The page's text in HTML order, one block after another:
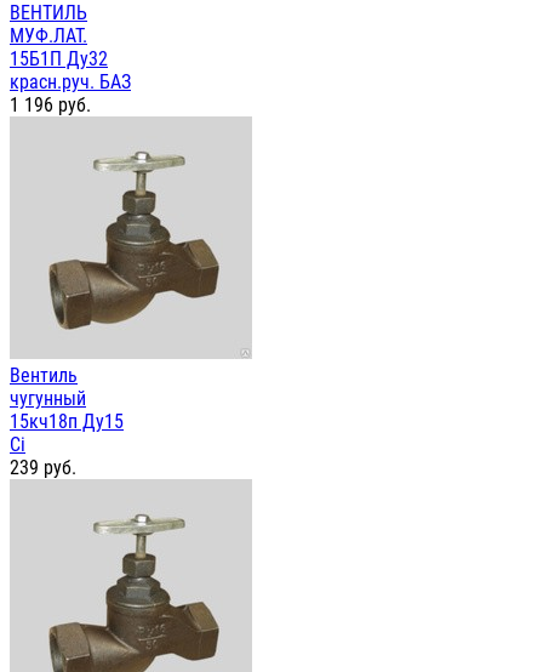
ВЕНТИЛЬ
МУФ.ЛАТ.
15Б1П Ду32
красн.руч. БАЗ
1 196 руб.
Вентиль
чугунный
15кч18п Ду15
Ci
239 руб.